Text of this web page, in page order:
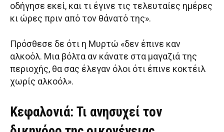
οδήγησε εκεί, και τι έγινε τις τελευταίες ημέρες
κι ώρες πριν από τον θάνατό της».
Πρόσθεσε δε ότι η Μυρτώ «δεν έπινε καν
αλκοόλ. Μια βόλτα αν κάνατε στα μαγαζιά της
περιοχής, θα σας έλεγαν όλοι ότι έπινε κοκτέιλ
χωρίς αλκοόλ».
Κεφαλονιά: Τι ανησυχεί τον